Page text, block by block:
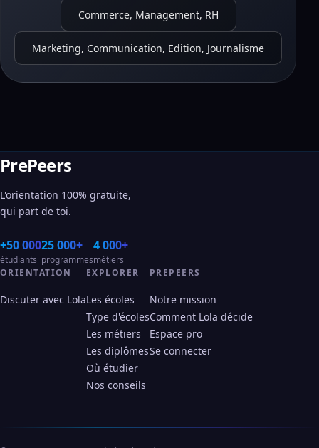
Commerce, Management, RH
Marketing, Communication, Edition, Journalisme
PrePeers
L'orientation 100% gratuite,
qui part de toi.
+50 000
étudiants
25 000+
programmes
4 000+
métiers
ORIENTATION
Discuter avec Lola
EXPLORER
Les écoles
Type d'écoles
Les métiers
Les diplômes
Où étudier
Nos conseils
PREPEERS
Notre mission
Comment Lola décide
Espace pro
Se connecter